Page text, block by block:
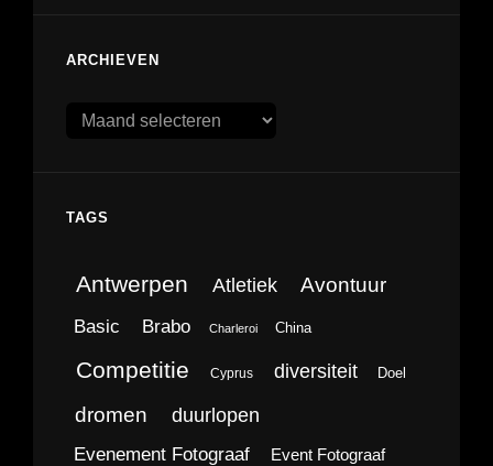
ARCHIEVEN
Archieven
TAGS
Antwerpen Atletiek Avontuur
Basic Brabo Charleroi China
Competitie Cyprus diversiteit Doel
dromen duurlopen
Evenement Fotograaf Event Fotograaf